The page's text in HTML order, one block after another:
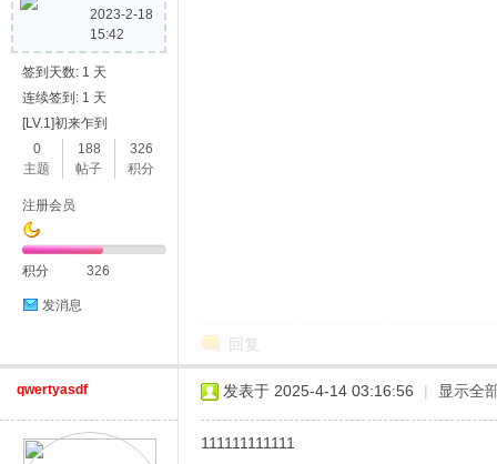
2023-2-18
15:42
签到天数: 1 天
连续签到: 1 天
[LV.1]初来乍到
0
主题
188
帖子
326
积分
注册会员
积分 326
发消息
回复
qwertyasdf 发表于 2025-4-14 03:16:56 | 显示全
111111111111